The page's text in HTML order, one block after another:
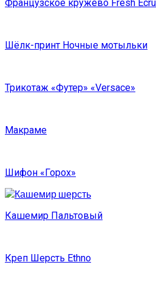
Французское кружево Fresh
Шёлк-принт Ночные мотыльки
Трикотаж «Футер» «Versace»
Макраме
Шифон «Горох»
Кашемир Пальтовый
Креп Шерсть Ethno